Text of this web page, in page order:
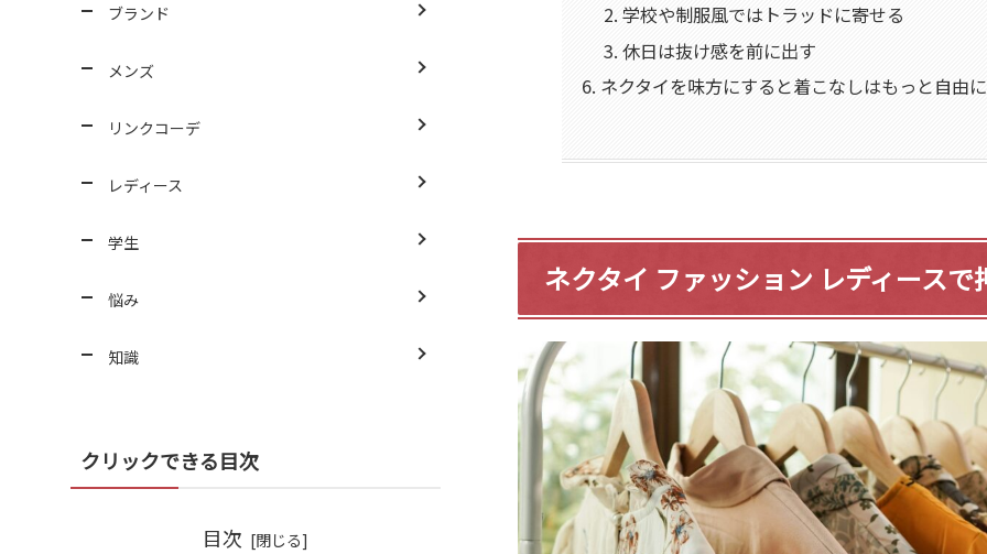
学校や制服風ではトラッドに寄せる
休日は抜け感を前に出す
ネクタイを味方にすると着こなしはもっと自由
ネクタイ ファッション レディース
ブランド
メンズ
リンクコーデ
レディース
学生
悩み
知識
クリックできる目次
目次